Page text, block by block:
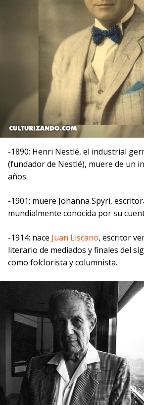
-1890: Henri Nestlé, el industrial
(fundador de Nestlé), muere de un
años.
-1901: muere Johanna Spyri,
mundialmente conocida por su
-1914: nace Juan Liscano, escritor
literario de mediados y finales del
como folclorista y columnista.